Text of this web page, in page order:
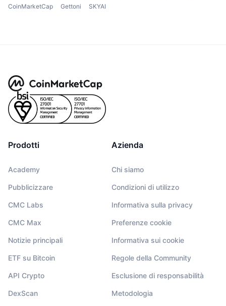
CoinMarketCap Gettoni SKYAI
Prodotti
Academy
Pubblicizzare
CMC Labs
CMC Max
Notizie principali
ETF su Bitcoin
API Crypto
DexScan
Azienda
Chi siamo
Condizioni di utilizzo
Informativa sulla privacy
Preferenze cookie
Informativa sui cookie
Regole della Community
Esclusione di responsabilità
Metodologia